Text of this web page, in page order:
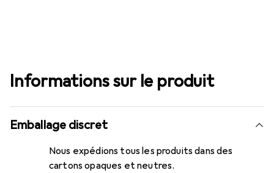
Informations sur le produit
Emballage discret
Nous expédions tous les produits dans des
cartons opaques et neutres.